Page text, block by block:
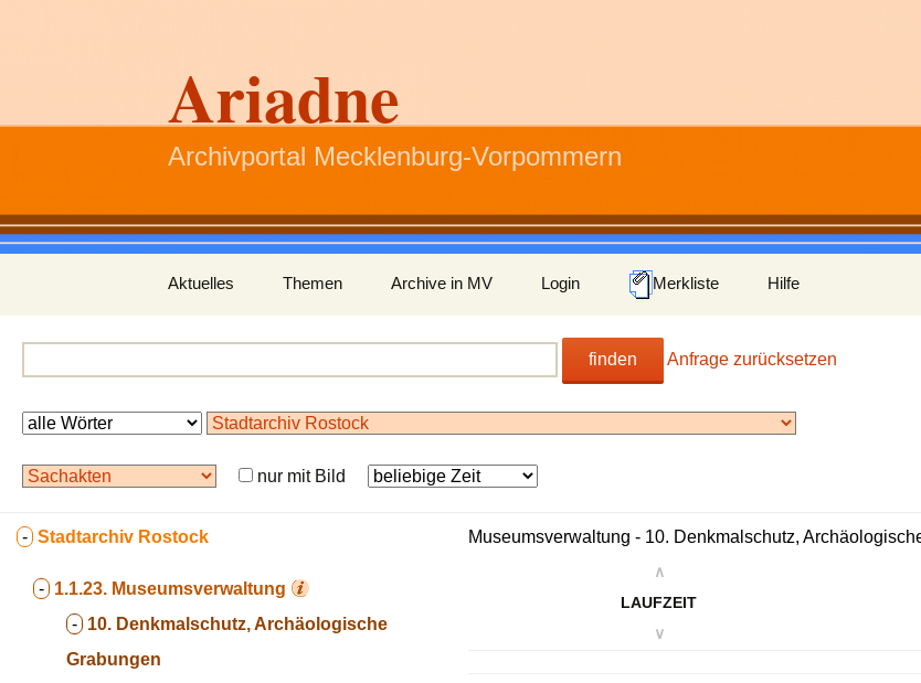
Ariadne
Archivportal Mecklenburg-Vorpommern
Inhalt
springen
Aktuelles Themen Archive in MV Login Merkliste Hilfe
finden Anfrage zurücksetzen
nur mit Bild
- Stadtarchiv Rostock
- 1.1.23. Museumsverwaltung
- 10. Denkmalschutz, Archäologische
Grabungen
Museumsverwaltung - 10. Denkmalschutz,
∧
LAUFZEIT
∨